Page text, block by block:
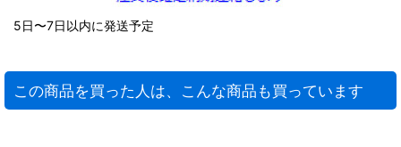
5日〜7日以内に発送予定
この商品を買った人は、こんな商品も買っています